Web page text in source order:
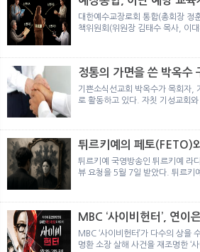
대한예수교장로회 통합(총회장 정
책위원회(위원장 김태수 목사, 이
정통의 가면을 쓴 박옥수
기쁜소식선교회 박옥수가 목회자,
로 활동하고 있다. 자칫 기성교회
튀르키예의 페토(FETO)
튀르키예 국영방송인 튀르키예 라
뷰 요청을 5월 7일 받았다. 튀르키
MBC ‘사이비헌터’, 연이
MBC ‘사이비헌터’가 다수의 상을
명환 소장 살해 사건을 재조명한 ‘